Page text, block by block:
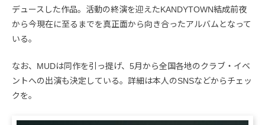
デュースした作品。活動の終演を迎えたKANDYTOWN結成前夜
から今現在に至るまでを真正面から向き合ったアルバムとなって
いる。
なお、MUDは同作を引っ提げ、5月から全国各地のクラブ・イベ
ントへの出演も決定している。詳細は本人のSNSなどからチェッ
クを。